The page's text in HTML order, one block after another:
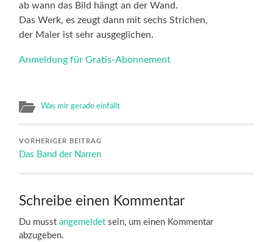
ab wann das Bild hängt an der Wand.
Das Werk, es zeugt dann mit sechs Strichen,
der Maler ist sehr ausgeglichen.
Anmeldung für Gratis-Abonnement
Was mir gerade einfällt
VORHERIGER BEITRAG
Das Band der Narren
Schreibe einen Kommentar
Du musstangemeldet sein, um einen Kommentar
abzugeben.